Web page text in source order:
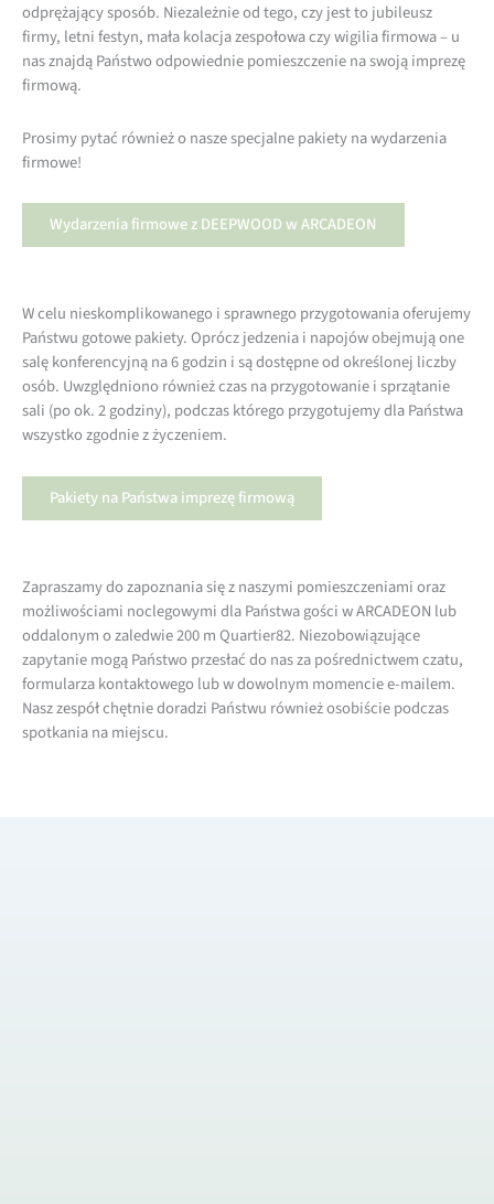
odprężający sposób. Niezależnie od tego, czy jest to jubileusz
firmy, letni festyn, mała kolacja zespołowa czy wigilia firmowa – u
nas znajdą Państwo odpowiednie pomieszczenie na swoją imprezę
firmową.
Prosimy pytać również o nasze specjalne pakiety na wydarzenia
firmowe!
Wydarzenia firmowe z DEEPWOOD w ARCADEON
W celu nieskomplikowanego i sprawnego przygotowania oferujemy
Państwu gotowe pakiety. Oprócz jedzenia i napojów obejmują one
salę konferencyjną na 6 godzin i są dostępne od określonej liczby
osób. Uwzględniono również czas na przygotowanie i sprzątanie
sali (po ok. 2 godziny), podczas którego przygotujemy dla Państwa
wszystko zgodnie z życzeniem.
Pakiety na Państwa imprezę firmową
Zapraszamy do zapoznania się z naszymi pomieszczeniami oraz
możliwościami noclegowymi dla Państwa gości w ARCADEON lub
oddalonym o zaledwie 200 m Quartier82. Niezobowiązujące
zapytanie mogą Państwo przesłać do nas za pośrednictwem czatu,
formularza kontaktowego lub w dowolnym momencie e-mailem.
Nasz zespół chętnie doradzi Państwu również osobiście podczas
spotkania na miejscu.